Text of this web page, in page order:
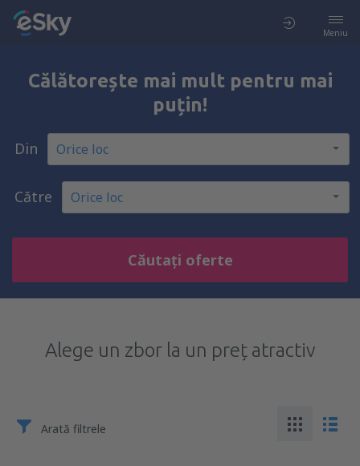
Meniu
Călătorește mai mult pentru mai
puțin!
Din
Către
Căutați oferte
Alege un zbor la un preț atractiv
Arată filtrele